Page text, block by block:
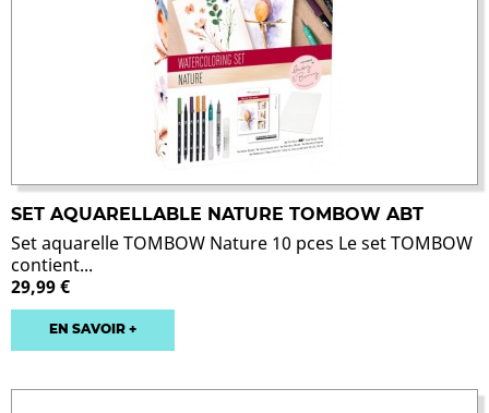
SET AQUARELLABLE NATURE TOMBOW ABT
Set aquarelle TOMBOW Nature 10 pces Le set TOMBOW
contient...
29,99 €
EN SAVOIR +